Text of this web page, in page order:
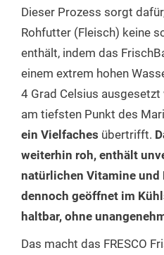
Rohfaser 1%
Rohasche 2,5%
Dieser Prozess sorgt
Rohfutter (Fleisch) keine
enthält, indem das
einem extrem hohen
4 Grad Celsius
am tiefsten Punkt des
ein Vielfaches übertrifft.
weiterhin roh, enthält
natürlichen Vitamine
dennoch geöffnet im
haltbar, ohne
Das macht das FRESCO